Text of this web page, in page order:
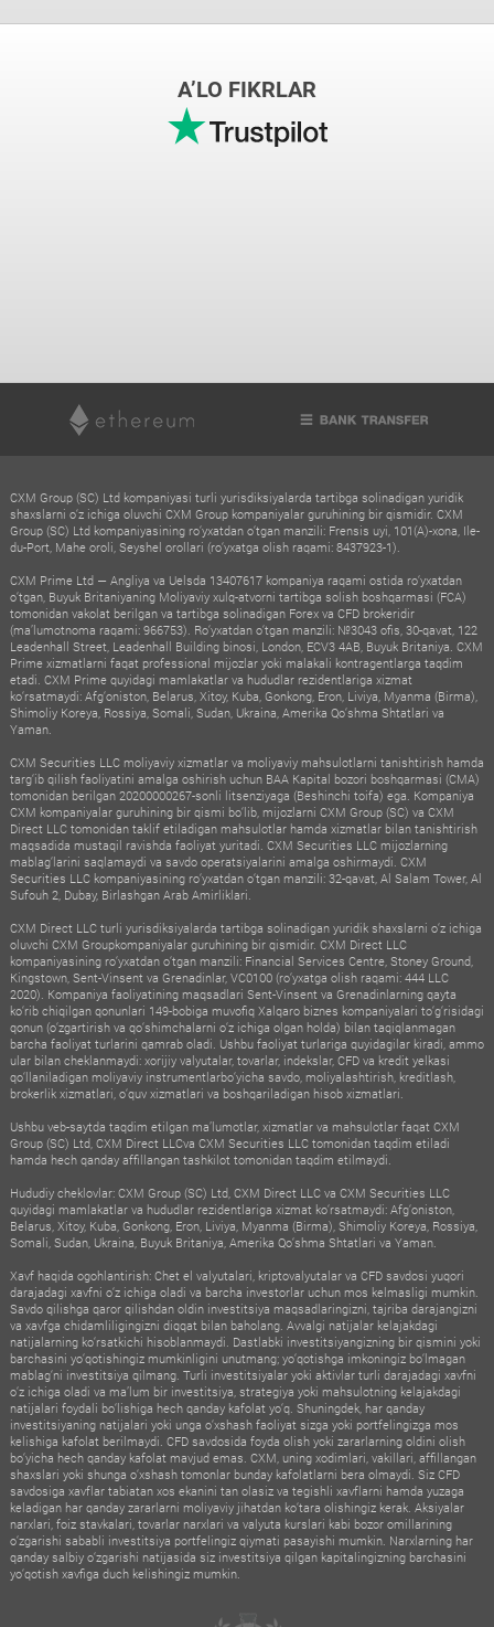
A’LO FIKRLAR
CXM Group (SC) Ltd kompaniyasi turli yurisdiksiyalarda tartibga solinadigan yuridik
shaxslarni o‘z ichiga oluvchi CXM Group kompaniyalar guruhining bir qismidir. CXM
Group (SC) Ltd kompaniyasining ro‘yxatdan o‘tgan manzili: Frensis uyi, 101(A)-xona, Ile-
du-Port, Mahe oroli, Seyshel orollari (ro‘yxatga olish raqami: 8437923-1).
CXM Prime Ltd — Angliya va Uelsda 13407617 kompaniya raqami ostida ro‘yxatdan
o‘tgan, Buyuk Britaniyaning Moliyaviy xulq-atvorni tartibga solish boshqarmasi (FCA)
tomonidan vakolat berilgan va tartibga solinadigan Forex va CFD brokeridir
(ma’lumotnoma raqami: 966753). Ro‘yxatdan o‘tgan manzili: №3043 ofis, 30-qavat, 122
Leadenhall Street, Leadenhall Building binosi, London, ECV3 4AB, Buyuk Britaniya. CXM
Prime xizmatlarni faqat professional mijozlar yoki malakali kontragentlarga taqdim
etadi. CXM Prime quyidagi mamlakatlar va hududlar rezidentlariga xizmat
ko‘rsatmaydi: Afg‘oniston, Belarus, Xitoy, Kuba, Gonkong, Eron, Liviya, Myanma (Birma),
Shimoliy Koreya, Rossiya, Somali, Sudan, Ukraina, Amerika Qo‘shma Shtatlari va
Yaman.
CXM Securities LLC moliyaviy xizmatlar va moliyaviy mahsulotlarni tanishtirish hamda
targ‘ib qilish faoliyatini amalga oshirish uchun BAA Kapital bozori boshqarmasi (CMA)
tomonidan berilgan 20200000267-sonli litsenziyaga (Beshinchi toifa) ega. Kompaniya
CXM kompaniyalar guruhining bir qismi bo‘lib, mijozlarni CXM Group (SC) va CXM
Direct LLC tomonidan taklif etiladigan mahsulotlar hamda xizmatlar bilan tanishtirish
maqsadida mustaqil ravishda faoliyat yuritadi. CXM Securities LLC mijozlarning
mablag‘larini saqlamaydi va savdo operatsiyalarini amalga oshirmaydi. CXM
Securities LLC kompaniyasining ro‘yxatdan o‘tgan manzili: 32-qavat, Al Salam Tower, Al
Sufouh 2, Dubay, Birlashgan Arab Amirliklari.
CXM Direct LLC turli yurisdiksiyalarda tartibga solinadigan yuridik shaxslarni o‘z ichiga
oluvchi CXM Groupkompaniyalar guruhining bir qismidir. CXM Direct LLC
kompaniyasining ro‘yxatdan o‘tgan manzili: Financial Services Centre, Stoney Ground,
Kingstown, Sent-Vinsent va Grenadinlar, VC0100 (ro‘yxatga olish raqami: 444 LLC
2020). Kompaniya faoliyatining maqsadlari Sent-Vinsent va Grenadinlarning qayta
ko‘rib chiqilgan qonunlari 149-bobiga muvofiq Xalqaro biznes kompaniyalari to‘g‘risidagi
qonun (o‘zgartirish va qo‘shimchalarni o‘z ichiga olgan holda) bilan taqiqlanmagan
barcha faoliyat turlarini qamrab oladi. Ushbu faoliyat turlariga quyidagilar kiradi, ammo
ular bilan cheklanmaydi: xorijiy valyutalar, tovarlar, indekslar, CFD va kredit yelkasi
qo‘llaniladigan moliyaviy instrumentlarbo‘yicha savdo, moliyalashtirish, kreditlash,
brokerlik xizmatlari, o‘quv xizmatlari va boshqariladigan hisob xizmatlari.
Ushbu veb-saytda taqdim etilgan ma’lumotlar, xizmatlar va mahsulotlar faqat CXM
Group (SC) Ltd, CXM Direct LLCva CXM Securities LLC tomonidan taqdim etiladi
hamda hech qanday affillangan tashkilot tomonidan taqdim etilmaydi.
Hududiy cheklovlar: CXM Group (SC) Ltd, CXM Direct LLC va CXM Securities LLC
quyidagi mamlakatlar va hududlar rezidentlariga xizmat ko‘rsatmaydi: Afg‘oniston,
Belarus, Xitoy, Kuba, Gonkong, Eron, Liviya, Myanma (Birma), Shimoliy Koreya, Rossiya,
Somali, Sudan, Ukraina, Buyuk Britaniya, Amerika Qo‘shma Shtatlari va Yaman.
Xavf haqida ogohlantirish: Chet el valyutalari, kriptovalyutalar va CFD savdosi yuqori
darajadagi xavfni o‘z ichiga oladi va barcha investorlar uchun mos kelmasligi mumkin.
Savdo qilishga qaror qilishdan oldin investitsiya maqsadlaringizni, tajriba darajangizni
va xavfga chidamliligingizni diqqat bilan baholang. Avvalgi natijalar kelajakdagi
natijalarning ko‘rsatkichi hisoblanmaydi. Dastlabki investitsiyangizning bir qismini yoki
barchasini yo‘qotishingiz mumkinligini unutmang; yo‘qotishga imkoningiz bo‘lmagan
mablag‘ni investitsiya qilmang. Turli investitsiyalar yoki aktivlar turli darajadagi xavfni
o‘z ichiga oladi va ma’lum bir investitsiya, strategiya yoki mahsulotning kelajakdagi
natijalari foydali bo‘lishiga hech qanday kafolat yo‘q. Shuningdek, har qanday
investitsiyaning natijalari yoki unga o‘xshash faoliyat sizga yoki portfelingizga mos
kelishiga kafolat berilmaydi. CFD savdosida foyda olish yoki zararlarning oldini olish
bo‘yicha hech qanday kafolat mavjud emas. CXM, uning xodimlari, vakillari, affillangan
shaxslari yoki shunga o‘xshash tomonlar bunday kafolatlarni bera olmaydi. Siz CFD
savdosiga xavflar tabiatan xos ekanini tan olasiz va tegishli xavflarni hamda yuzaga
keladigan har qanday zararlarni moliyaviy jihatdan ko‘tara olishingiz kerak. Aksiyalar
narxlari, foiz stavkalari, tovarlar narxlari va valyuta kurslari kabi bozor omillarining
o‘zgarishi sababli investitsiya portfelingiz qiymati pasayishi mumkin. Narxlarning har
qanday salbiy o‘zgarishi natijasida siz investitsiya qilgan kapitalingizning barchasini
yo‘qotish xavfiga duch kelishingiz mumkin.